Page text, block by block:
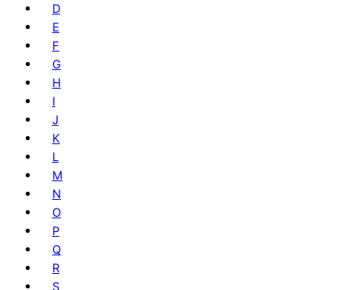
D
E
F
G
H
I
J
K
L
M
N
O
P
Q
R
S